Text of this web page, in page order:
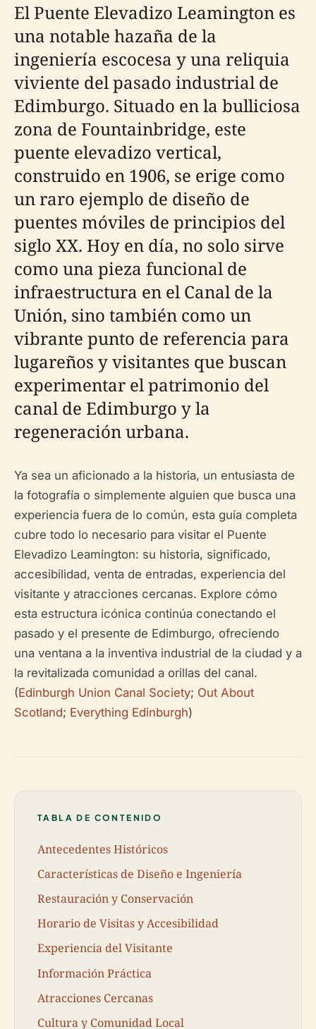
El Puente Elevadizo Leamington es
una notable hazaña de la
ingeniería escocesa y una reliquia
viviente del pasado industrial de
Edimburgo. Situado en la bulliciosa
zona de Fountainbridge, este
puente elevadizo vertical,
construido en 1906, se erige como
un raro ejemplo de diseño de
puentes móviles de principios del
siglo XX. Hoy en día, no solo sirve
como una pieza funcional de
infraestructura en el Canal de la
Unión, sino también como un
vibrante punto de referencia para
lugareños y visitantes que buscan
experimentar el patrimonio del
canal de Edimburgo y la
regeneración urbana.
Ya sea un aficionado a la historia, un entusiasta de
la fotografía o simplemente alguien que busca una
experiencia fuera de lo común, esta guía completa
cubre todo lo necesario para visitar el Puente
Elevadizo Leamington: su historia, significado,
accesibilidad, venta de entradas, experiencia del
visitante y atracciones cercanas. Explore cómo
esta estructura icónica continúa conectando el
pasado y el presente de Edimburgo, ofreciendo
una ventana a la inventiva industrial de la ciudad y a
la revitalizada comunidad a orillas del canal.
(Edinburgh Union Canal Society; Out About
Scotland; Everything Edinburgh)
TABLA DE CONTENIDO
Antecedentes Históricos
Características de Diseño e Ingeniería
Restauración y Conservación
Horario de Visitas y Accesibilidad
Experiencia del Visitante
Información Práctica
Atracciones Cercanas
Cultura y Comunidad Local